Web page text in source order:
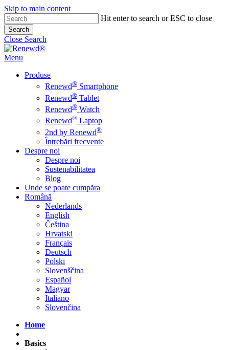
Skip to main content
Hit enter to search or ESC to close
Search
Close Search
Menu
Produse
Renewd® Smartphone
Renewd® Tablet
Renewd® Watch
Renewd® Laptop
2nd by Renewd®
Întrebări frecvente
Despre noi
Despre noi
Sustenabilitatea
Blog
Unde se poate cumpăra
Română
Nederlands
English
Čeština
Hrvatski
Français
Deutsch
Polski
Slovenščina
Español
Magyar
Italiano
Slovenčina
Home
Basics